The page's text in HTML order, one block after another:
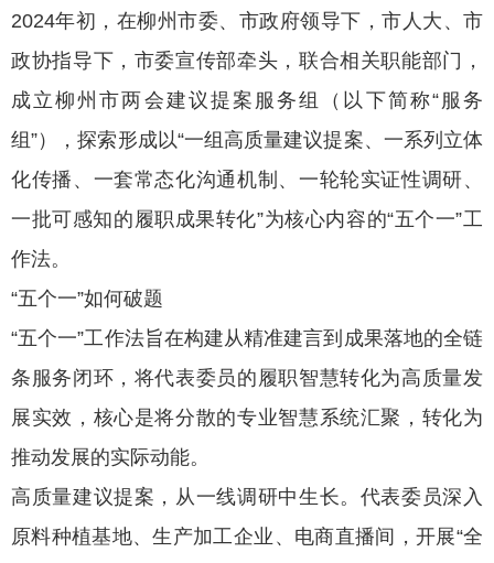
2024年初，在柳州市委、市政府领导下，市人大、市
政协指导下，市委宣传部牵头，联合相关职能部门，
成立柳州市两会建议提案服务组（以下简称“服务
组”），探索形成以“一组高质量建议提案、一系列立体
化传播、一套常态化沟通机制、一轮轮实证性调研、
一批可感知的履职成果转化”为核心内容的“五个一”工
作法。
“五个一”如何破题
“五个一”工作法旨在构建从精准建言到成果落地的全链
条服务闭环，将代表委员的履职智慧转化为高质量发
展实效，核心是将分散的专业智慧系统汇聚，转化为
推动发展的实际动能。
高质量建议提案，从一线调研中生长。代表委员深入
原料种植基地、生产加工企业、电商直播间，开展“全